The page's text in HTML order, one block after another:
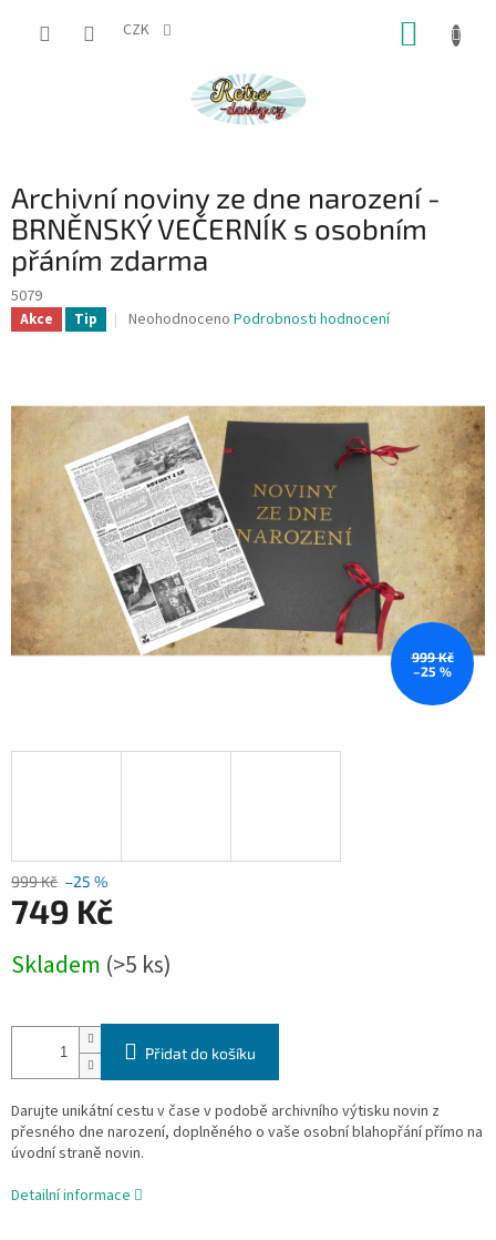
CZK
Archivní noviny ze dne narození -
BRNĚNSKÝ VEČERNÍK s osobním
přáním zdarma
5079
Akce Tip
Průměrné
0,0
5
hvězdiček.
Neohodnoceno Podrobnosti hodnocení
999 Kč
–25 %
999 Kč –25 %
749 Kč
cena:
Skladem (>5 ks)
Přidat do košíku
Darujte unikátní cestu v čase v podobě archivního výtisku novin z
přesného dne narození, doplněného o vaše osobní blahopřání přímo na
úvodní straně novin.
Detailní informace